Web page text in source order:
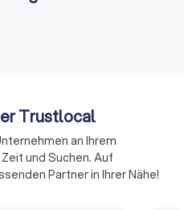
berechnet.
Angebot an.
Trustlocal
an Ihrem
und Suchen. Auf
Partner in Ihrer Nähe!